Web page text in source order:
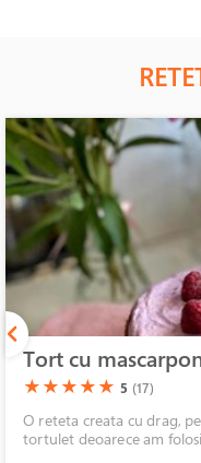
Tort cu
(*)
★(*)
★(*)
★(*)
★(*)
★ 5 (17)
O reteta creata cu drag,
tortulet deoarece am